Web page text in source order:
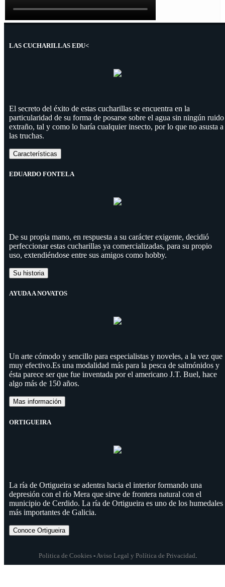
LAS CUCHARILLAS EDU<
El secreto del éxito de estas cucharillas se encuentra en la
particularidad de su forma de posarse sobre el agua sin ningún ruido
extraño, tal y como lo haría cualquier insecto, por lo que no asusta a
las truchas.
Características
EDUARDO FONTELA
De su propia mano, en respuesta a su carácter exigente, decidió
perfeccionar estas cucharillas ya comercializadas, para su propio
uso, extendiéndose entre sus amigos como hobby.
Su historia
AYUDA A NOVATOS
Un arte cómodo y sencillo para especialistas y noveles, a la vez que
muy efectivo.Es una modalidad más para la pesca de salmónidos y
ésta parece ser que fue inventada por el americano J.T. Buel, hace
algo más de 150 años.
Mas información
ORTIGUEIRA
La ría de Ortigueira se adentra hacia el interior formando una
depresión con el río Mera que sirve de frontera natural con el
municipio de Cerdido. La ría de Ortigueira es uno de los humedales
más importantes de Galicia.
Conoce Ortigueira
Politica de Cookies- Aviso Legal y Política de Privacidad